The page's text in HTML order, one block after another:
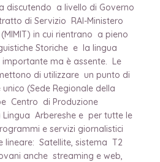
discutendo a livello di Governo
di Servizio RAI-Ministero
in cui rientrano a pieno
Storiche e la lingua
ma è assente. Le
di utilizzare un punto di
(Sede Regionale della
Centro di Produzione
Arbereshe e per tutte le
e servizi giornalistici
lineare: Satellite, sistema T2
anche streaming e web,